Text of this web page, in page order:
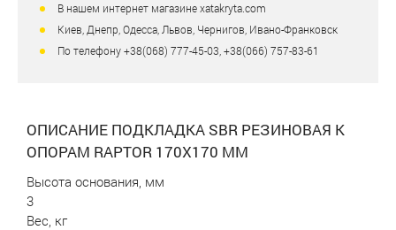
В нашем интернет магазине xatakryta.com
Киев, Днепр, Одесса, Львов, Чернигов, Ивано-Франковск
По телефону +38(068) 777-45-03, +38(066) 757-83-61
ОПИСАНИЕ ПОДКЛАДКА SBR РЕЗИНОВАЯ К
ОПОРАМ RAPTOR 170Х170 ММ
Высота основания, мм
3
Вес, кг